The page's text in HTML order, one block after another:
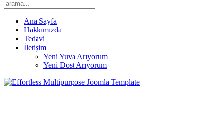
Ana Sayfa
Hakkımızda
Tedavi
İletişim
Yeni Yuva Arıyorum
Yeni Dost Arıyorum